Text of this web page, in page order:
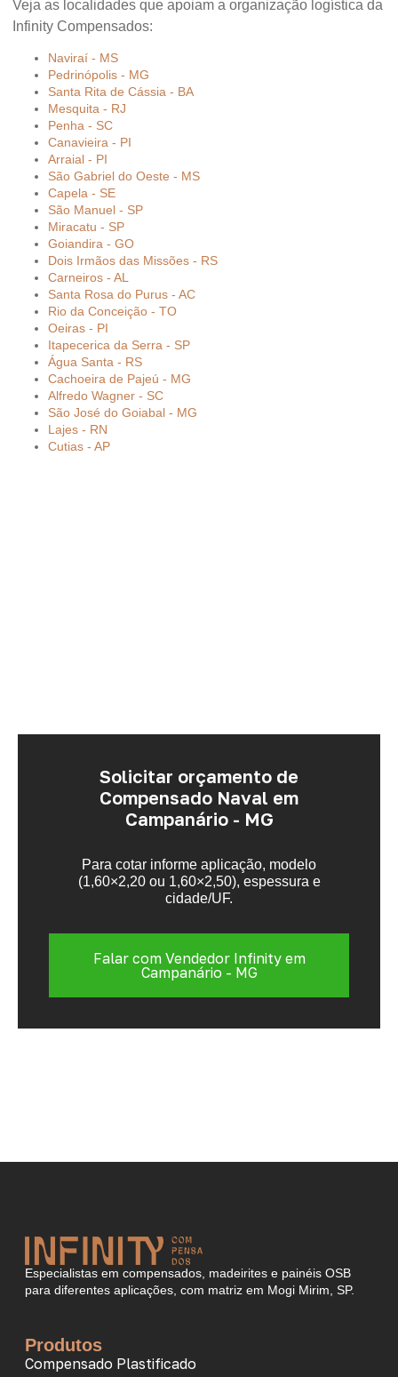
Veja as localidades que apoiam a organização logística da
Infinity Compensados:
Naviraí - MS
Pedrinópolis - MG
Santa Rita de Cássia - BA
Mesquita - RJ
Penha - SC
Canavieira - PI
Arraial - PI
São Gabriel do Oeste - MS
Capela - SE
São Manuel - SP
Miracatu - SP
Goiandira - GO
Dois Irmãos das Missões - RS
Carneiros - AL
Santa Rosa do Purus - AC
Rio da Conceição - TO
Oeiras - PI
Itapecerica da Serra - SP
Água Santa - RS
Cachoeira de Pajeú - MG
Alfredo Wagner - SC
São José do Goiabal - MG
Lajes - RN
Cutias - AP
Solicitar orçamento de
Compensado Naval em
Campanário - MG
Para cotar informe aplicação, modelo
(1,60×2,20 ou 1,60×2,50), espessura e
cidade/UF.
Falar com Vendedor Infinity em
Campanário - MG
Especialistas em compensados, madeirites e painéis OSB
para diferentes aplicações, com matriz em Mogi Mirim, SP.
Produtos
Compensado Plastificado